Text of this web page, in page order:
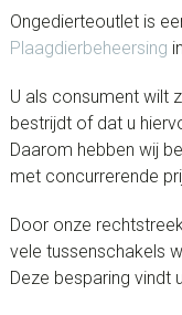
Ongedierteoutlet is
Plaagdierbeheersing
U als consument wilt
bestrijdt of dat u
Daarom hebben wij
met concurrerende
Door onze
vele tussenschakels
Deze besparing vindt